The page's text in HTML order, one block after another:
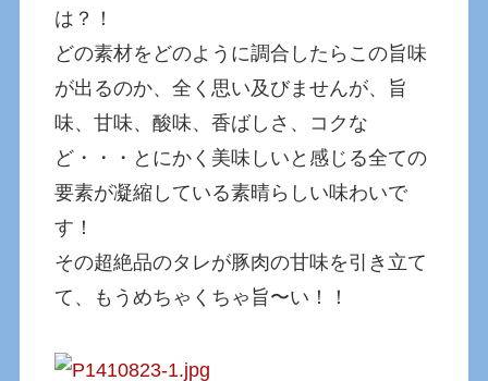
は？！
どの素材をどのように調合したらこの旨味
が出るのか、全く思い及びませんが、旨
味、甘味、酸味、香ばしさ、コクな
ど・・・とにかく美味しいと感じる全ての
要素が凝縮している素晴らしい味わいで
す！
その超絶品のタレが豚肉の甘味を引き立て
て、もうめちゃくちゃ旨〜い！！